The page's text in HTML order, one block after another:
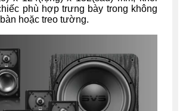
phù hợp trưng bày trong không
hoặc treo tường.